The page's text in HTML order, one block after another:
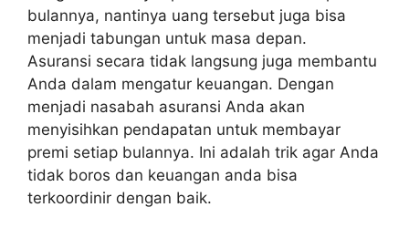
bulannya, nantinya uang tersebut juga bisa
menjadi tabungan untuk masa depan.
Asuransi secara tidak langsung juga membantu
Anda dalam mengatur keuangan. Dengan
menjadi nasabah asuransi Anda akan
menyisihkan pendapatan untuk membayar
premi setiap bulannya. Ini adalah trik agar Anda
tidak boros dan keuangan anda bisa
terkoordinir dengan baik.